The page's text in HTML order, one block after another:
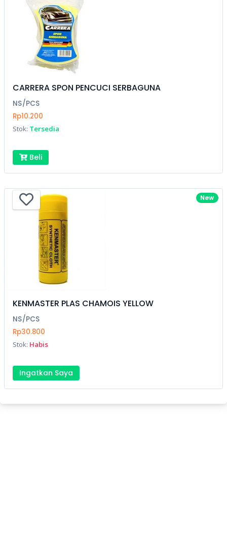
CARRERA SPON PENCUCI SERBAGUNA
NS/PCS
Rp10.200
Stok: Tersedia
Beli
New
KENMASTER PLAS CHAMOIS YELLOW
NS/PCS
Rp30.800
Stok: Habis
Ingatkan Saya